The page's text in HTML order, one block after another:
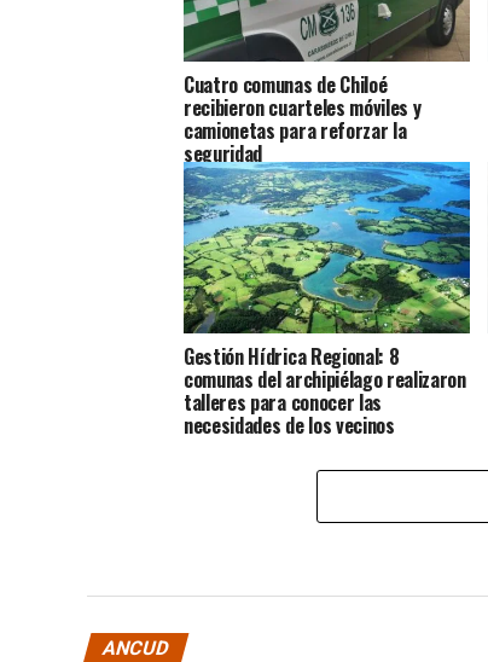
Cuatro comunas de Chiloé
recibieron cuarteles móviles y
camionetas para reforzar la
seguridad
Gestión Hídrica Regional: 8
comunas del archipiélago realizaron
talleres para conocer las
necesidades de los vecinos
ANCUD